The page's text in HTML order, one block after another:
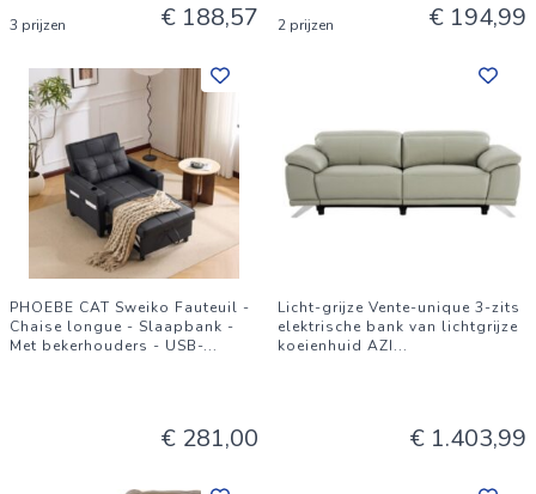
3 prijzen € 188,57 2 prijzen € 194,99
PHOEBE CAT Sweiko Fauteuil -
Chaise longue - Slaapbank -
Met bekerhouders - USB-...
€ 281,00
Licht-grijze Vente-unique 3-zits
elektrische bank van lichtgrijze
koeienhuid AZI...
€ 1.403,99